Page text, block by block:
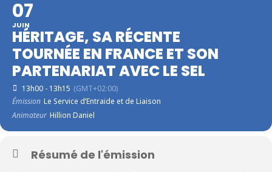
07
JUIN
HÉRITAGE, SA RÉCENTE
TOURNÉE EN FRANCE ET SON
PARTENARIAT AVEC LE SEL
13h00 - 13h15 (GMT+02:00)
Émission Le Service d’Entraide et de Liaison
Animateur Hillion Daniel
Résumé de l'émission